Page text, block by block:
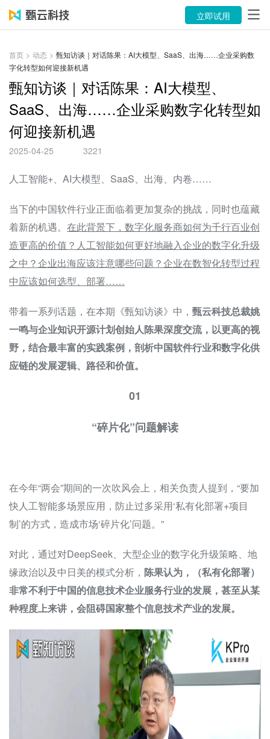
产品
案例
资源中心
关于
语言
售前咨询：400-116-6869
售后服务：400-116-0808
立即试用
首页 > 动态 > 甄知访谈｜对话陈果：AI大模型、SaaS、出海……企业采购数
字化转型如何迎接新机遇
甄知访谈｜对话陈果：AI大模型、
SaaS、出海……企业采购数字化转型如
何迎接新机遇
2025-04-25 3221
人工智能+、AI大模型、SaaS、出海、内卷……
当下的中国软件行业正面临着更加复杂的挑战，同时也蕴藏
着新的机遇。 在此背景下，数字化服务商如何为千行百业创
造更高的价值？人工智能如何更好地融入企业的数字化升级
之中？企业出海应该注意哪些问题？企业在数智化转型过程
中应该如何选型、部署……
带着一系列话题，在本期《甄知访谈》中， 甄云科技总裁姚
一鸣与企业知识开源计划创始人陈果深度交流，以更高的视
野，结合最丰富的实践案例，剖析中国软件行业和数字化供
应链的发展逻辑、路径和价值。
01
“碎片化”问题解读
在今年“两会”期间的一次吹风会上，相关负责人提到，“要加
快人工智能多场景应用，防止过多采用‘私有化部署+项目
制’的方式，造成市场‘碎片化’问题。”
对此，通过对DeepSeek、大型企业的数字化升级策略、地
缘政治以及中日美的模式分析， 陈果认为，（私有化部署）
非常不利于中国的信息技术企业服务行业的发展，甚至从某
种程度上来讲，会阻碍国家整个信息技术产业的发展。